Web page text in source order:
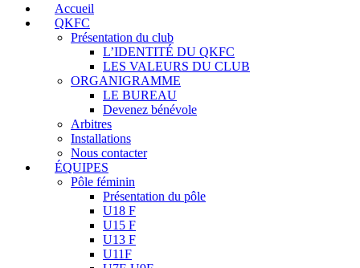
Accueil
QKFC
Présentation du club
L’IDENTITÉ DU QKFC
LES VALEURS DU CLUB
ORGANIGRAMME
LE BUREAU
Devenez bénévole
Arbitres
Installations
Nous contacter
ÉQUIPES
Pôle féminin
Présentation du pôle
U18 F
U15 F
U13 F
U11F